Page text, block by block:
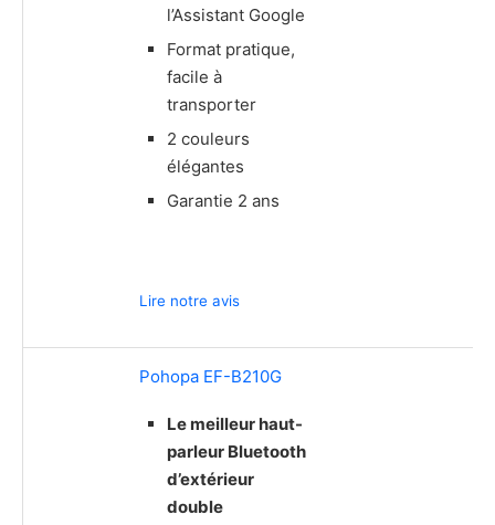
l’Assistant Google
Format pratique,
facile à
transporter
2 couleurs
élégantes
Garantie 2 ans
Lire notre avis
Pohopa EF-B210G
Le meilleur haut-
parleur Bluetooth
d’extérieur
double